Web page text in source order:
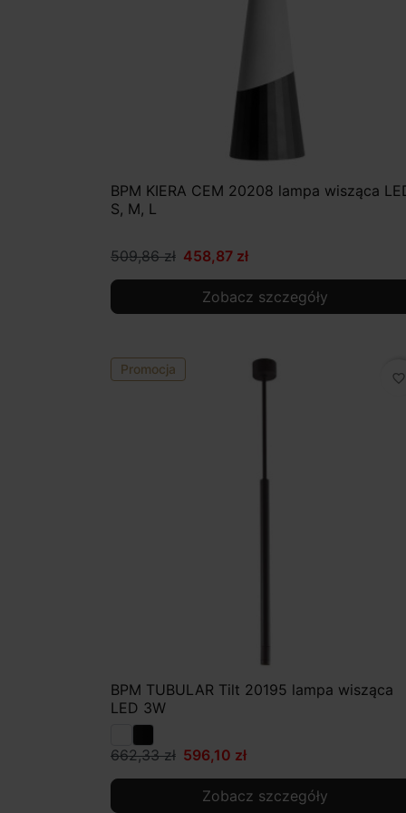
BPM KIERA CEM 20208 lampa wisząca
S, M, L
509,86 zł 458,87 zł
Zobacz szczegóły
Promocja
favorite_border
BPM TUBULAR Tilt 20195 lampa wisząca
LED 3W
662,33 zł 596,10 zł
Zobacz szczegóły